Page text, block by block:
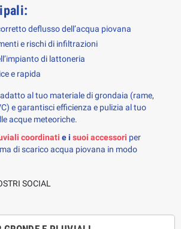
deflusso dell’acqua piovana
e rischi di infiltrazioni
di lattoneria
e rapida
al tuo materiale di grondaia (rame,
e garantisci efficienza e pulizia al tuo
acque meteoriche.
coordinati e i suoi accessori per
di scarico acqua piovana in modo
SOCIAL